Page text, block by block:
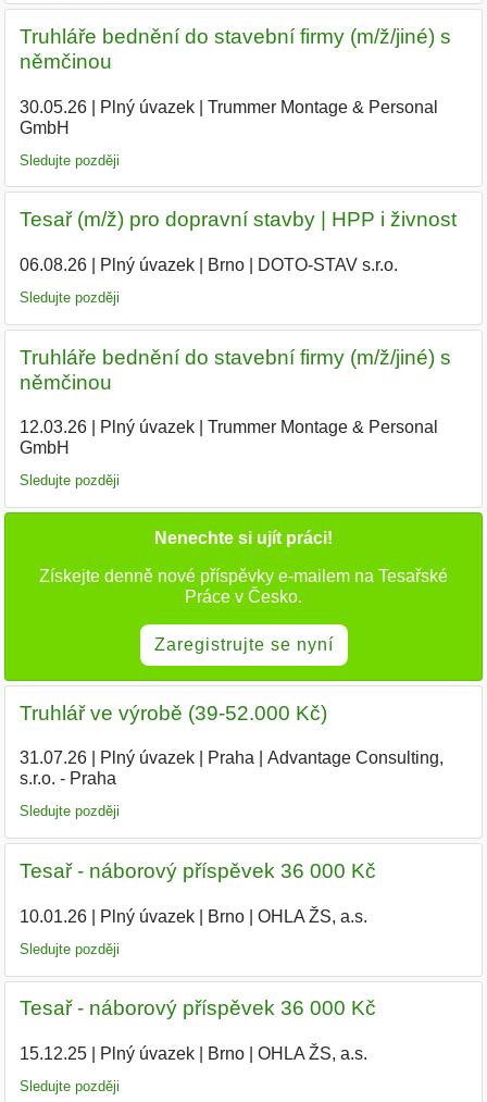
Truhláře bednění do stavební firmy (m/ž/jiné) s
němčinou
30.05.26| Plný úvazek|
Trummer Montage & Personal
GmbH
Sledujte později
Tesař (m/ž) pro dopravní stavby | HPP i živnost
06.08.26| Plný úvazek| Brno| DOTO-STAV s.r.o.
Sledujte později
Truhláře bednění do stavební firmy (m/ž/jiné) s
němčinou
12.03.26| Plný úvazek|
Trummer Montage & Personal
GmbH
Sledujte později
Nenechte si ujít práci!
Získejte denně nové příspěvky e-mailem na Tesařské
Práce v Česko.
Zaregistrujte se nyní
Truhlář ve výrobě (39-52.000 Kč)
31.07.26| Plný úvazek| Praha
Advantage Consulting,
s.r.o. - Praha
Sledujte později
Tesař - náborový příspěvek 36 000 Kč
10.01.26| Plný úvazek| Brno| OHLA ŽS, a.s.
Sledujte později
Tesař - náborový příspěvek 36 000 Kč
15.12.25| Plný úvazek| Brno| OHLA ŽS, a.s.
Sledujte později